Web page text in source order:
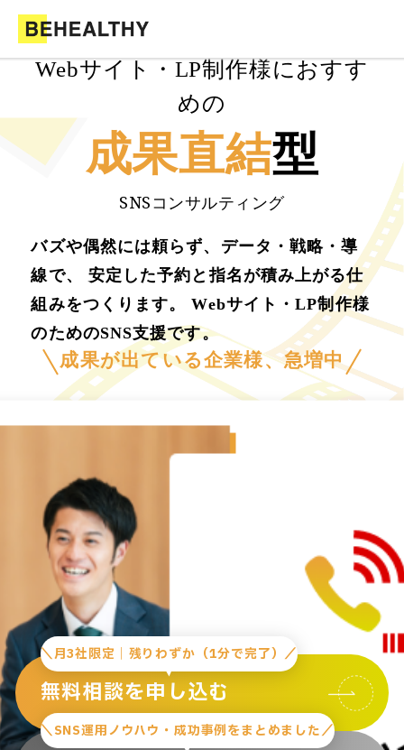
Webサイト・LP制作様におすす
めの
成果直結型
SNSコンサルティング
バズや偶然には頼らず、データ・戦略・導
線で、 安定した予約と指名が積み上がる仕
組みをつくります。 Webサイト・LP制作様
のためのSNS支援です。
成果が出ている企業様、急増中
＼月3社限定｜残りわずか（1分で完了）／
無料相談を申し込む
＼SNS運用ノウハウ・成功事例をまとめました／